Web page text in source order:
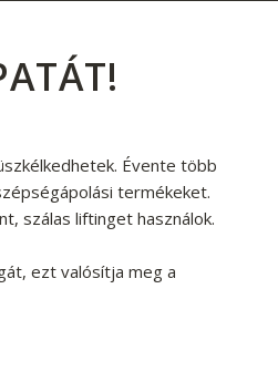
Évente több
termékeket.
szálas liftinget használok.
ezt valósítja meg a